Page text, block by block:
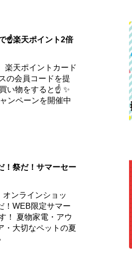
☝️楽天ポイント2倍
楽天ポイントカード
の会員コードを提
い物をすると☝️ ✨
ンペーンを開催中
！祭だ！サマーセー
オンラインショッ
！WEB限定サマー
！ 夏物家電・アウ
・大切なペットの夏